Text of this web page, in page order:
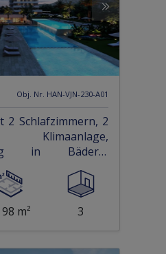
Obj. Nr. HAN-VJN-230-A01
2 Schlafzimmern, 2
in Bädern,
und
nur 500 m vom
m² 3